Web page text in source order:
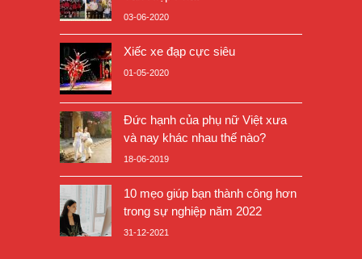
03-06-2020
Xiếc xe đạp cực siêu
01-05-2020
Đức hạnh của phụ nữ Việt xưa
và nay khác nhau thế nào?
18-06-2019
10 mẹo giúp bạn thành công hơn
trong sự nghiệp năm 2022
31-12-2021